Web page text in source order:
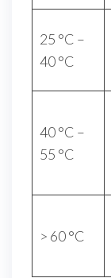
25 °C –
40 °C
40 °C –
55 °C
> 60 °C